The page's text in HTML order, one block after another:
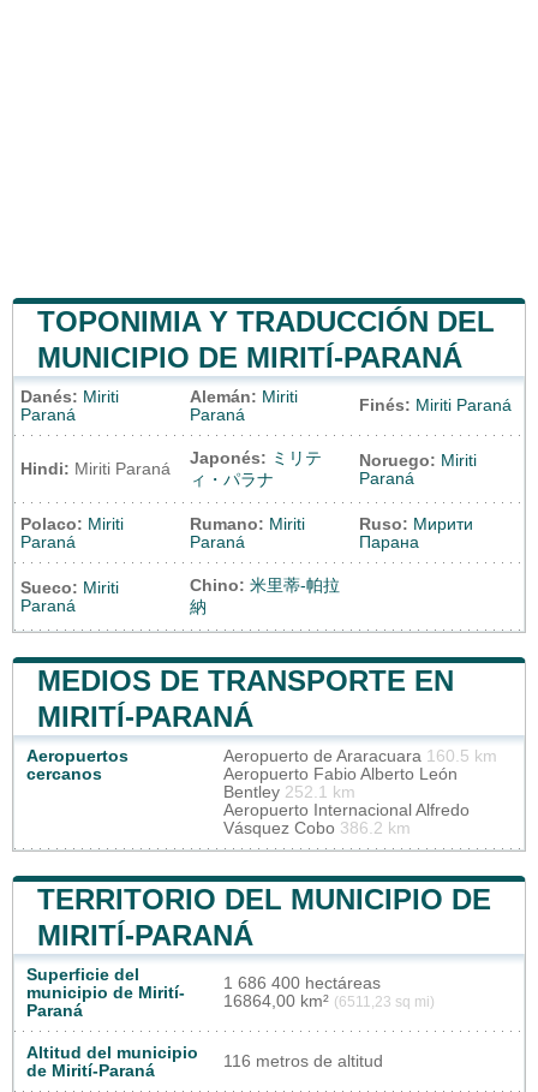
TOPONIMIA Y TRADUCCIÓN DEL
MUNICIPIO DE MIRITÍ-PARANÁ
Danés: Miriti
Paraná
Alemán: Miriti
Paraná
Finés: Miriti Paraná
Hindi: Miriti Paraná
Japonés: ミリテ
ィ・パラナ
Noruego: Miriti
Paraná
Polaco: Miriti
Paraná
Rumano: Miriti
Paraná
Ruso: Мирити
Парана
Sueco: Miriti
Paraná
Chino: 米里蒂-帕拉
納
MEDIOS DE TRANSPORTE EN
MIRITÍ-PARANÁ
Aeropuertos
cercanos
Aeropuerto de Araracuara 160.5 km
Aeropuerto Fabio Alberto León
Bentley 252.1 km
Aeropuerto Internacional Alfredo
Vásquez Cobo 386.2 km
TERRITORIO DEL MUNICIPIO DE
MIRITÍ-PARANÁ
Superficie del
municipio de Mirití-
Paraná
1 686 400 hectáreas
16864,00 km² (6511,23 sq mi)
Altitud del municipio
de Mirití-Paraná
116 metros de altitud